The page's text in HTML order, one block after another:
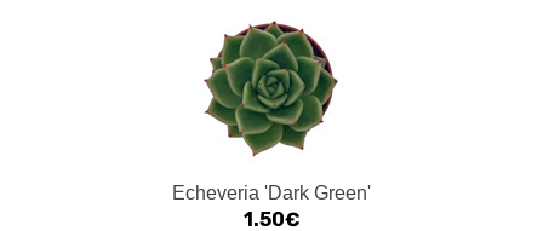
Echeveria 'Dark Green'
1.50€